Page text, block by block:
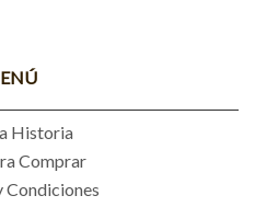
Historia
Comprar
Condiciones